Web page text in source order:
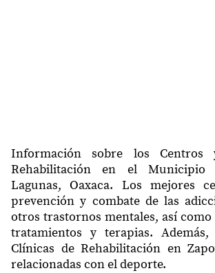
Información sobre los Centros
Rehabilitación en el Municipio
Lagunas, Oaxaca. Los mejores
prevención y combate de las
otros trastornos mentales, así como
tratamientos y terapias.
Clínicas de Rehabilitación en
relacionadas con el deporte.